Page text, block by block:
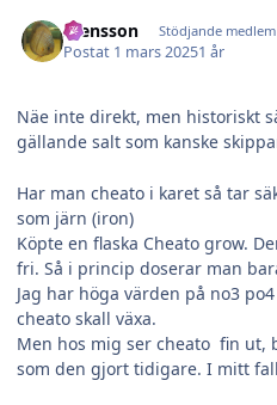
Stensson Stödjande medlem
Postat 1 mars 20251 år
Näe inte direkt, men historiskt
gällande salt som kanske
Har man cheato i karet så tar
som järn (iron)
Köpte en flaska Cheato grow.
fri. Så i princip doserar man
Jag har höga värden på no3
cheato skall växa.
Men hos mig ser cheato fin ut,
som den gjort tidigare. I mitt